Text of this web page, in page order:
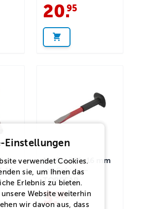
20.
95
19-
Meißel 200x16 mm
mit Schutz –
TOPGEAR
3.50
Einstellungen
verwendet Cookies.
sie, um Ihnen das
Erlebnis zu bieten.
unsere Website weiterhin
wir davon aus, dass